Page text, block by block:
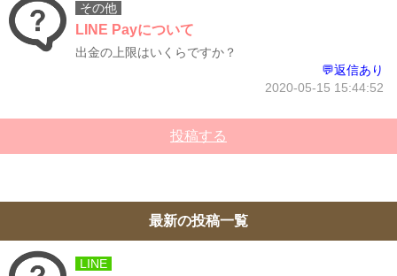
その他
LINE Payについて
出金の上限はいくらですか？
💬返信あり
2020-05-15 15:44:52
投稿する
最新の投稿一覧
LINE